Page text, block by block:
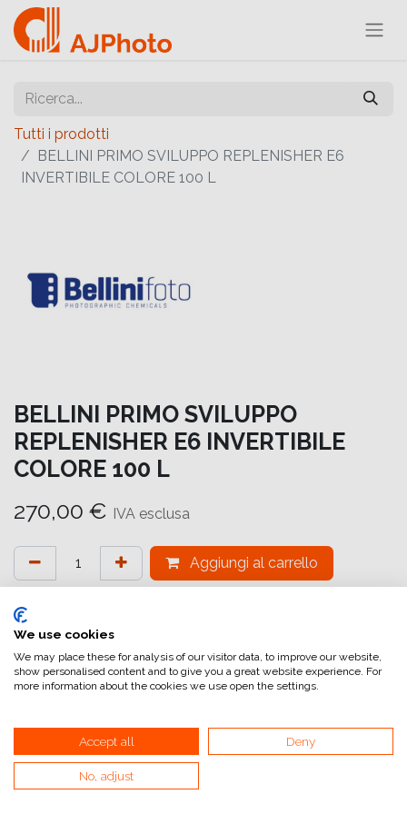
Tutti i prodotti
BELLINI PRIMO SVILUPPO REPLENISHER E6
INVERTIBILE COLORE 100 L
BELLINI PRIMO SVILUPPO
REPLENISHER E6 INVERTIBILE
COLORE 100 L
270,00 € IVA esclusa
Aggiungi al carrello
attualmente non a magazzino
Riferimento interno:TI 100 PS
We use cookies
We may place these for analysis of our visitor data, to improve our website,
show personalised content and to give you a great website experience. For
more information about the cookies we use open the settings.
Accept all Deny
No, adjust